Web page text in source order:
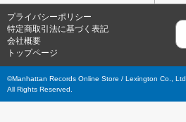
プライバシーポリシー
特定商取引法に基づく表記
会社概要
トップページ
©Manhattan Records Online Store / Lexington Co., Ltd.
All Rights Reserved.